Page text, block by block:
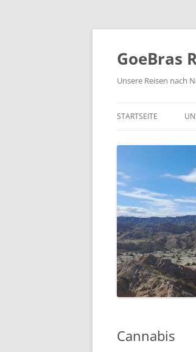
Zum
GoeBras
Unsere Reisen nach
STARTSEITE
Cannabis